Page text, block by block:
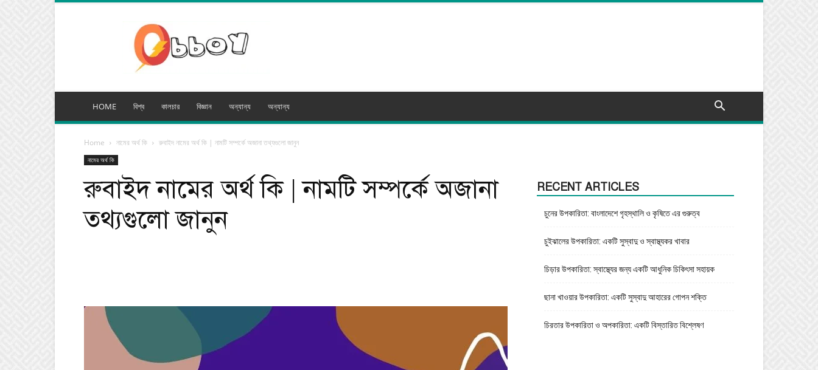
মিডিয়া
HOME বিশ্ব কালচার বিজ্ঞান অন্যান্য অন্যান্য
Home নামের অর্থ কি রুবাইদ নামের অর্থ কি | নামটি সম্পর্কে অজানা তথ্যগুলো জানুন
নামের অর্থ কি
রুবাইদ নামের অর্থ কি | নামটি সম্পর্কে অজানা
তথ্যগুলো জানুন
RECENT ARTICLES
চুনের উপকারিতা: বাংলাদেশে গৃহস্থালি ও কৃষিতে এর গুরুত্ব
চুইঝালের উপকারিতা: একটি সুস্বাদু ও স্বাস্থ্যকর খাবার
চিড়ার উপকারিতা: স্বাস্থ্যের জন্য একটি আধুনিক চিকিৎসা সহায়ক
ছানা খাওয়ার উপকারিতা: একটি সুস্বাদু আহারের গোপন শক্তি
চিরতার উপকারিতা ও অপকারিতা: একটি বিস্তারিত বিশ্লেষণ